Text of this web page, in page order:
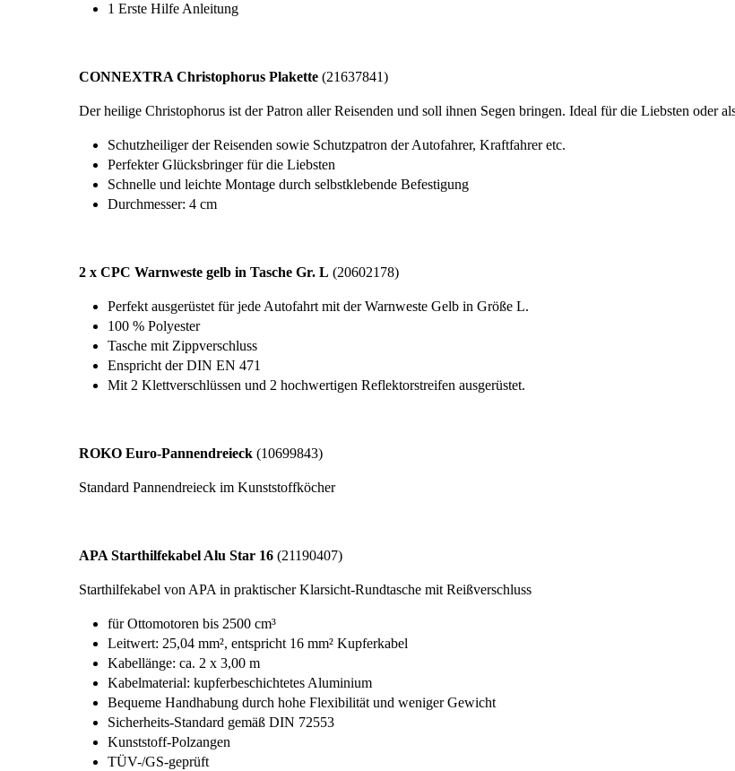
1 Erste Hilfe Anleitung
CONNEXTRA Christophorus Plakette (21637841)
Der heilige Christophorus ist der Patron aller Reisenden und soll ihnen Segen bringen. Ideal für die Liebsten oder
Schutzheiliger der Reisenden sowie Schutzpatron der Autofahrer, Kraftfahrer etc.
Perfekter Glücksbringer für die Liebsten
Schnelle und leichte Montage durch selbstklebende Befestigung
Durchmesser: 4 cm
2 x CPC Warnweste gelb in Tasche Gr. L (20602178)
Perfekt ausgerüstet für jede Autofahrt mit der Warnweste Gelb in Größe L.
100 % Polyester
Tasche mit Zippverschluss
Enspricht der DIN EN 471
Mit 2 Klettverschlüssen und 2 hochwertigen Reflektorstreifen ausgerüstet.
ROKO Euro-Pannendreieck(10699843)
Standard Pannendreieck im Kunststoffköcher
APA Starthilfekabel Alu Star 16(21190407)
Starthilfekabel von APA in praktischer Klarsicht-Rundtasche mit Reißverschluss
für Ottomotoren bis 2500 cm³
Leitwert: 25,04 mm², entspricht 16 mm² Kupferkabel
Kabellänge: ca. 2 x 3,00 m
Kabelmaterial: kupferbeschichtetes Aluminium
Bequeme Handhabung durch hohe Flexibilität und weniger Gewicht
Sicherheits-Standard gemäß DIN 72553
Kunststoff-Polzangen
TÜV-/GS-geprüft